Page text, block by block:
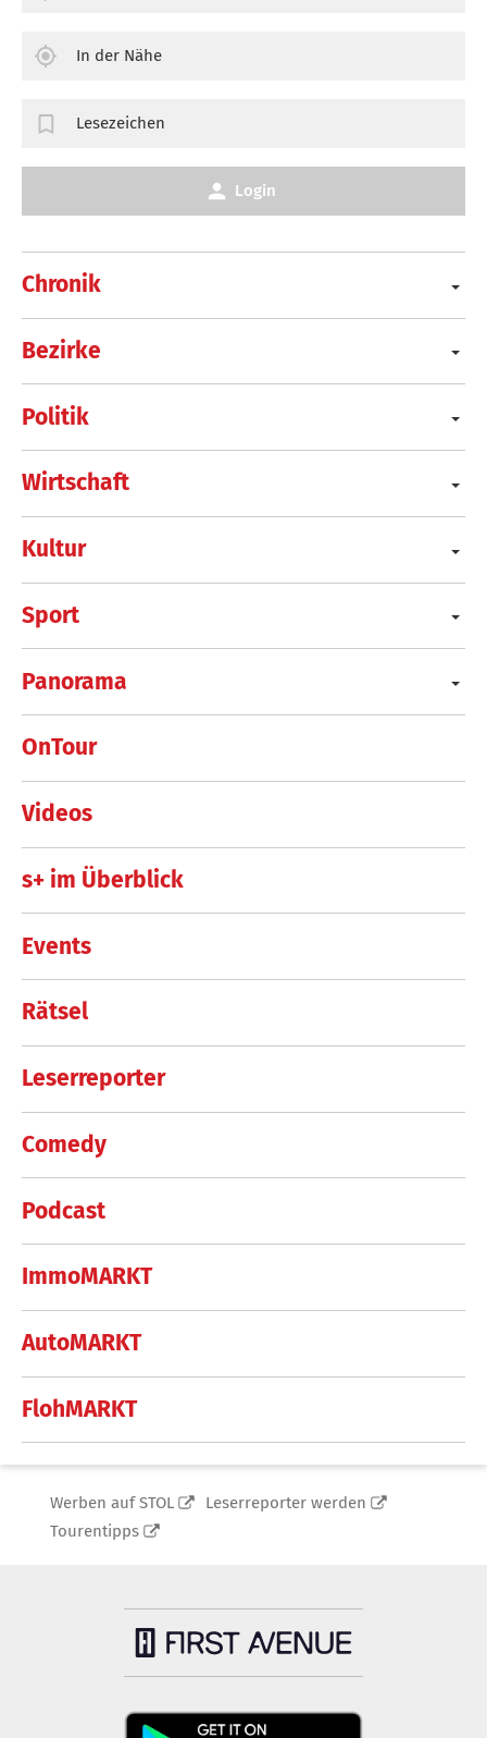
Chronik
Bezirke
Politik
Wirtschaft
Kultur
Sport
Panorama
OnTour
Videos
s+ im Überblick
Events
Rätsel
Leserreporter
Comedy
Podcast
ImmoMARKT
AutoMARKT
FlohMARKT
In der Nähe
Lesezeichen
Login
Werben auf STOL
Leserreporter werden
Tourentipps